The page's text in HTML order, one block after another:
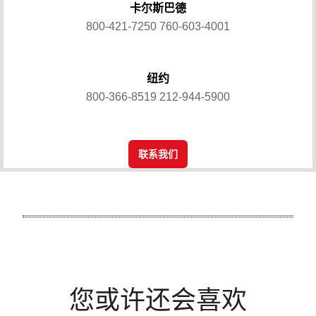
卡尔斯巴德
800-421-7250 760-603-4001
纽约
800-366-8519 212-944-5900
联系我们
您或许还会喜欢